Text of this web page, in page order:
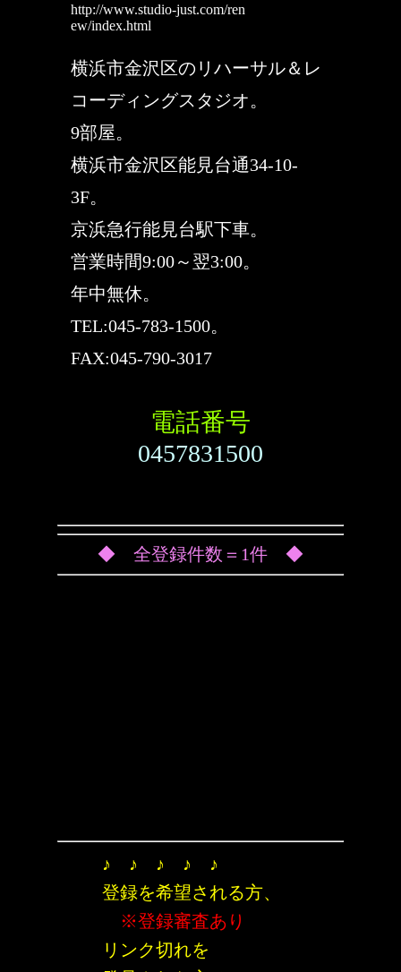
http://www.studio-just.com/ren
ew/index.html
横浜市金沢区のリハーサル＆レ
コーディングスタジオ。
9部屋。
横浜市金沢区能見台通34-10-
3F。
京浜急行能見台駅下車。
営業時間9:00～翌3:00。
年中無休。
TEL:045-783-1500。
FAX:045-790-3017
電話番号
0457831500
◆ 全登録件数＝1件 ◆
♪ ♪ ♪ ♪ ♪
登録を希望される方、
※登録審査あり
リンク切れを